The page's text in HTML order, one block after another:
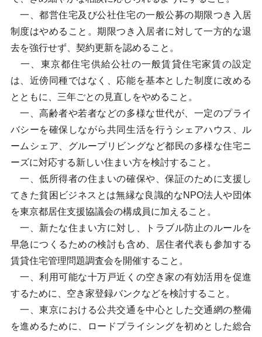
一、都営住宅及び公社住宅の一般公募の期限つき入居
制度はやめること。期限つき入居者に対して一方的な退
去を強行せず、契約更新を認めること。
一、東京都住宅供給公社の一般賃貸住宅家賃の設定
は、近傍同種ではなく、応能を基本とした制度に改める
とともに、三年ごとの見直しをやめること。
一、高齢者や若者などの多様な世代が、一定のプライ
バシーを確保しながら共同生活を行うシェアハウス、ル
ームシェア、グループリビングなど都民の多様な住宅ニ
ーズに対応する新しい住まい方を検討すること。
一、低所得者の住まいの確保や、保証のために支援し
てきた貧困ビジネスとは無縁な良識的なNPO法人や団体
を東京都居住支援協議会の構成員に加えること。
一、新たな住まい方に対し、トラブル防止のルールを
早急につくるための検討も含め、居住者代表も参加する
賃貸住宅管理問題調査会を開催すること。
一、利用可能な十万戸近くの空き家の有効活用を促進
するために、空き家登録バンクなどを検討すること。
一、東京における公共交通を中心とした交通網の整備
を進めるために、ロードプライシングを初めとした総合